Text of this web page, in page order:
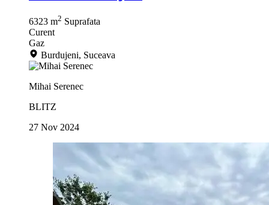
6323 m2 Suprafata
Curent
Gaz
Burdujeni, Suceava
Mihai Serenec
BLITZ
27 Nov 2024